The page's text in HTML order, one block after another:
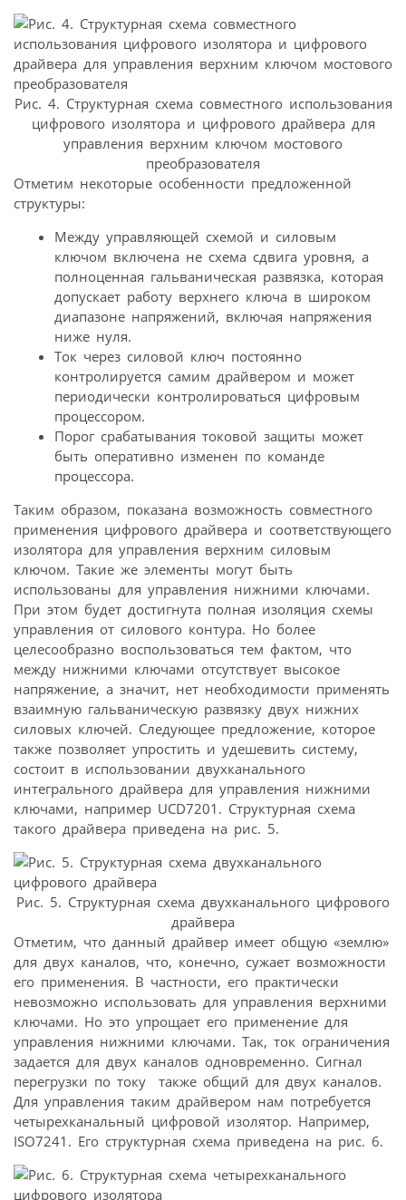
Рис. 4. Структурная схема совместного использования
цифрового изолятора и цифрового драйвера для
управления верхним ключом мостового
преобразователя
Отметим некоторые особенности предложенной
структуры:
Между управляющей схемой и силовым
ключом включена не схема сдвига уровня, а
полноценная гальваническая развязка, которая
допускает работу верхнего ключа в широком
диапазоне напряжений, включая напряжения
ниже нуля.
Ток через силовой ключ постоянно
контролируется самим драйвером и может
периодически контролироваться цифровым
процессором.
Порог срабатывания токовой защиты может
быть оперативно изменен по команде
процессора.
Таким образом, показана возможность совместного
применения цифрового драйвера и соответствующего
изолятора для управления верхним силовым
ключом. Такие же элементы могут быть
использованы для управления нижними ключами.
При этом будет достигнута полная изоляция схемы
управления от силового контура. Но более
целесообразно воспользоваться тем фактом, что
между нижними ключами отсутствует высокое
напряжение, а значит, нет необходимости применять
взаимную гальваническую развязку двух нижних
силовых ключей. Следующее предложение, которое
также позволяет упростить и удешевить систему,
состоит в использовании двухканального
интегрального драйвера для управления нижними
ключами, например UCD7201. Структурная схема
такого драйвера приведена на рис. 5.
Рис. 5. Структурная схема двухканального цифрового
драйвера
Отметим, что данный драйвер имеет общую «землю»
для двух каналов, что, конечно, сужает возможности
его применения. В частности, его практически
невозможно использовать для управления верхними
ключами. Но это упрощает его применение для
управления нижними ключами. Так, ток ограничения
задается для двух каналов одновременно. Сигнал
перегрузки по току  также общий для двух каналов.
Для управления таким драйвером нам потребуется
четырехканальный цифровой изолятор. Например,
ISO7241. Его структурная схема приведена на рис. 6.